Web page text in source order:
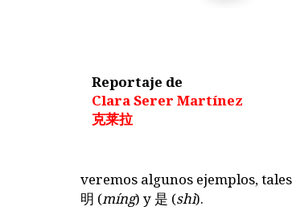
Reportaje de
Clara Serer Martínez
克莱拉
veremos algunos ejemplos,
明 (míng) y 是 (shì).